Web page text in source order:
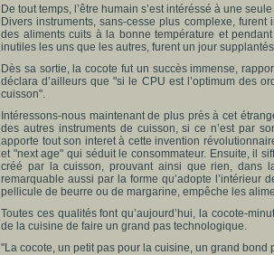
De tout temps, l’être humain s’est intéréssé à une
Divers instruments, sans-cesse plus complexe,
des aliments cuits à la bonne température et
inutiles les uns que les autres, furent un jour
Dès sa sortie, la cocote fut un succès immense,
déclara d’ailleurs que "si le CPU est l’optimum des
cuisson".
Intéressons-nous maintenant de plus près à cet
des autres instruments de cuisson, si ce n’est par
apporte tout son interet à cette invention
et "next age" qui séduit le consommateur. Ensuite, il
créé par la cuisson, prouvant ainsi que rien, dans
remarquable aussi par la forme qu’adopte l’intérieur
pellicule de beurre ou de margarine, empêche les
Toutes ces qualités font qu’aujourd’hui, la cocote-
de la cuisine de faire un grand pas technologique.
"La cocote, un petit pas pour la cuisine, un grand bond